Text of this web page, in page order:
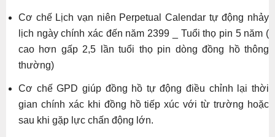
Cơ chế Lịch vạn niên Perpetual Calendar tự động nhảy
lịch ngày chính xác đến năm 2399 _ Tuổi thọ pin 5 năm (
cao hơn gấp 2,5 lần tuổi thọ pin dòng đồng hồ thông
thường)
Cơ chế GPD giúp đồng hồ tự động điều chỉnh lại thời
gian chính xác khi đồng hồ tiếp xúc với từ trường hoặc
sau khi gặp lực chấn động lớn.